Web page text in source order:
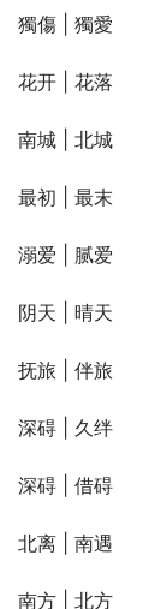
獨傷 | 獨愛
花开 | 花落
南城 | 北城
最初 | 最末
溺爱 | 腻爱
阴天 | 晴天
抚旅 | 伴旅
深碍 | 久绊
深碍 | 借碍
北离 | 南遇
南方 | 北方